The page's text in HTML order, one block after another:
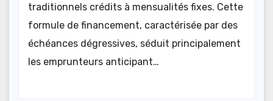
traditionnels crédits à mensualités fixes. Cette
formule de financement, caractérisée par des
échéances dégressives, séduit principalement
les emprunteurs anticipant…